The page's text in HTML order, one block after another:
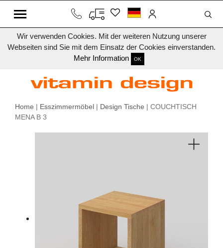
Wir verwenden Cookies. Mit der weiteren Nutzung unserer
Webseiten sind Sie mit dem Einsatz der Cookies einverstanden.
Mehr Information
OK
Home | Esszimmermöbel | Design Tische | COUCHTISCH
MENA B 3